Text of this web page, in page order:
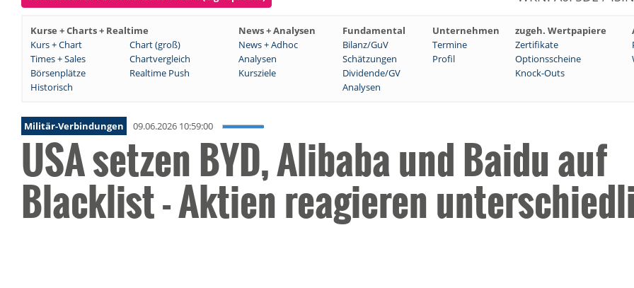
Kurse + Charts + Realtime News + Analysen Fundamental Unternehmen zugeh. Wertpapiere
Kurs + Chart
Chart (groß) News + Adhoc Bilanz/GuV Termine Zertifikate
Times + Sales
Chartvergleich Analysen Schätzungen Profil Optionsscheine
Börsenplätze
Realtime Push Kursziele Dividende/GV
Knock-Outs
Historisch
Analysen
Militär-Verbindungen 09.06.2026 10:59:00
USA setzen BYD, Alibaba und Baidu auf
Blacklist - Aktien reagieren